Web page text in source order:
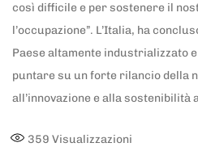
così difficile e per sostenere il
l’occupazione”. L’Italia, ha
Paese altamente industrializzato
puntare su un forte rilancio della
all’innovazione e alla sostenibilità
359 Visualizzazioni